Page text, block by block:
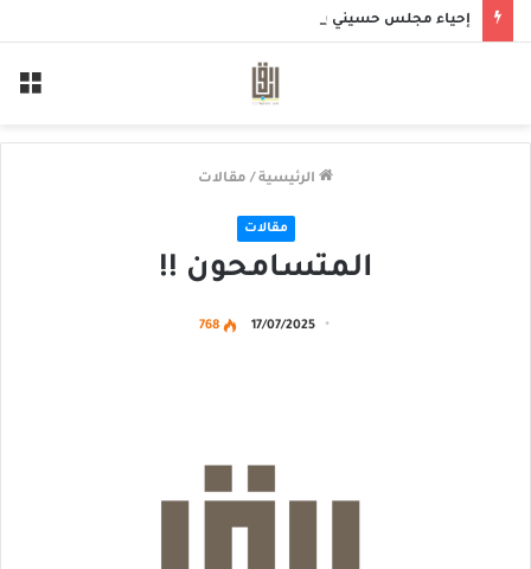
إحياء مجلس حسيني بمأتم الحاج أحمد منصور الخميس
الرئيسية / مقالات
مقالات
المتسامحون !!
17/07/2025
768